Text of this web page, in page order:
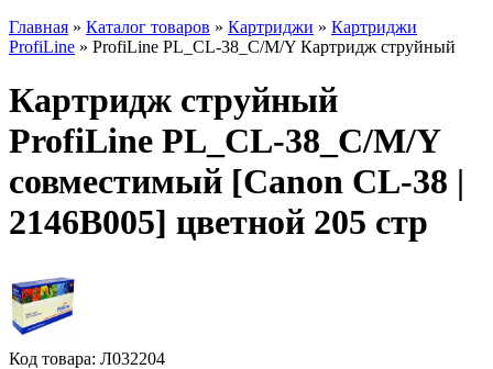
Главная » Каталог товаров » Картриджи » Картриджи
ProfiLine » ProfiLine PL_CL-38_C/M/Y Картридж струйный
Картридж струйный
ProfiLine PL_CL-38_C/M/Y
совместимый [Canon CL-38 |
2146B005] цветной 205 стр
Код товара: Л032204